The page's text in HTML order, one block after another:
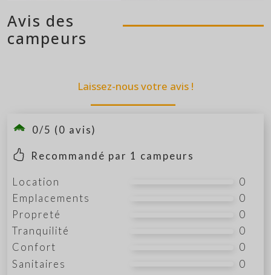
Avis des
campeurs
Laissez-nous votre avis !
0/5 (0 avis)
Recommandé par 1 campeurs
Location
0
Emplacements
0
Propreté
0
Tranquilité
0
Confort
0
Sanitaires
0